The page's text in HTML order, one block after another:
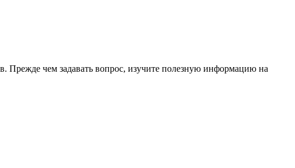
чем задавать вопрос, изучите полезную информацию на